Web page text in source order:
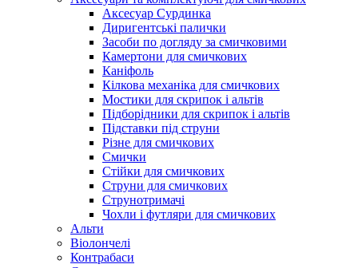
Аксесуар Сурдинка
Диригентські палички
Засоби по догляду за смичковими
Камертони для смичкових
Каніфоль
Кілкова механіка для смичкових
Мостики для скрипок і альтів
Підборiдники для скрипок і альтів
Підставки під струни
Різне для смичкових
Смички
Стійки для смичкових
Струни для смичкових
Струнотримачі
Чохли і футляри для смичкових
Альти
Віолончелі
Контрабаси